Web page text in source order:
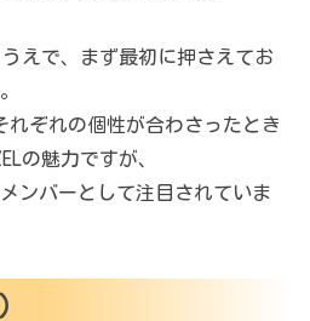
うえで、まず最初に押さえてお
れぞれの個性が合わさったとき
の魅力ですが、
メンバーとして注目されていま